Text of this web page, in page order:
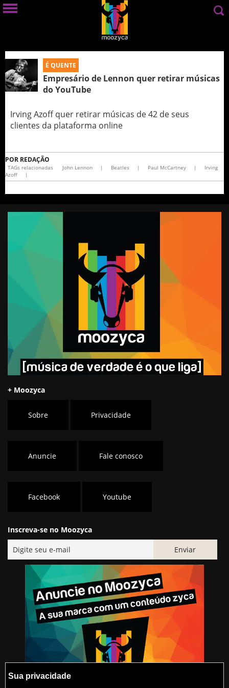
É QUENTE
Empresário de Lennon quer retirar músicas
do YouTube
Irving Azoff quer retirar músicas de 42 de seus
clientes da plataforma online
POR REDAÇÃO
TAGs relacionadas John Lennon | Beatles | Paul McCartney |
Irving
Azoff
|
+ Moozyca
Sobre Privacidade
Anuncie Fale conosco
Facebook Youtube
Inscreva-se no Moozyca
Sua privacidade